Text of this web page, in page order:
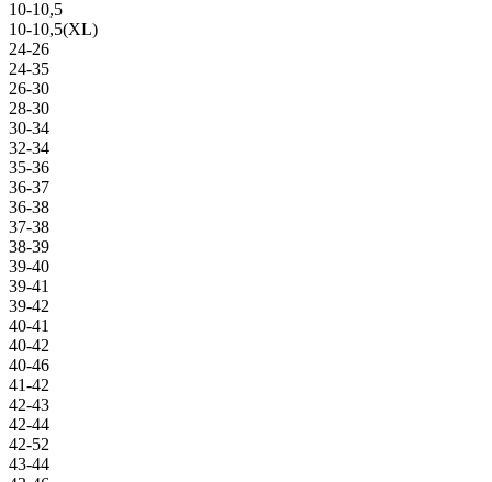
10-10,5
10-10,5(XL)
24-26
24-35
26-30
28-30
30-34
32-34
35-36
36-37
36-38
37-38
38-39
39-40
39-41
39-42
40-41
40-42
40-46
41-42
42-43
42-44
42-52
43-44